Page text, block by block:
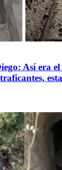
Así era el